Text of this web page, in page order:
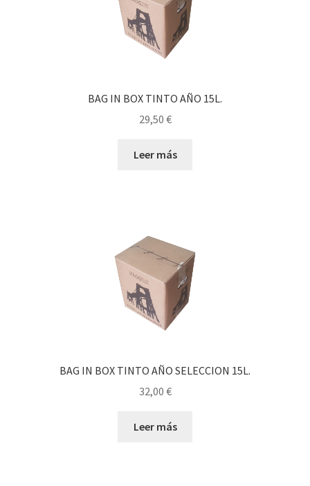
BAG IN BOX TINTO AÑO 15L.
29,50 €
Leer más
BAG IN BOX TINTO AÑO SELECCION 15L.
32,00 €
Leer más